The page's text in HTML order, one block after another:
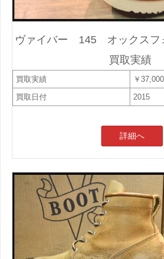
ヴァイバー 145 オックスフ
買取実績
買取実績
￥37,000
買取日付
2015
詳細へ